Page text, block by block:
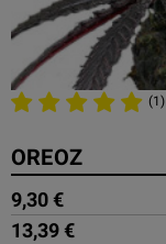
(1)
OREOZ
9,30 €
13,39 €